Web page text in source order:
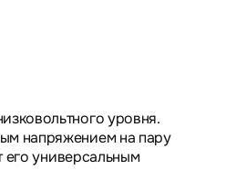
уровня.
напряжением на пару
его универсальным